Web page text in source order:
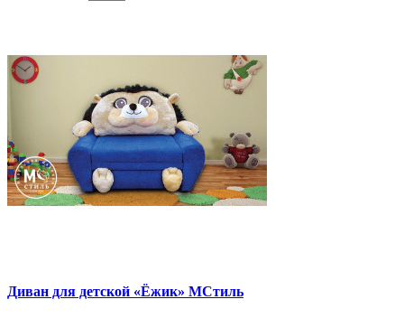
Диван для детской «Ёжик» МСтиль